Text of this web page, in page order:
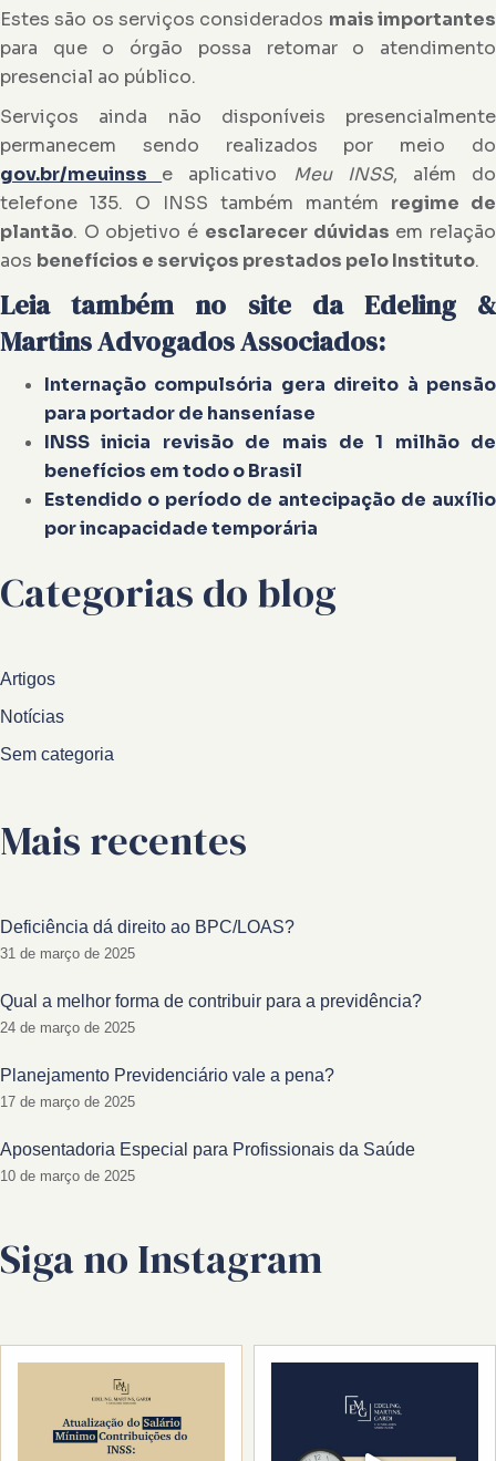
Estes são os serviços considerados mais importantes
para que o órgão possa retomar o atendimento
presencial ao público.
Serviços ainda não disponíveis presencialmente
permanecem sendo realizados por meio do
gov.br/meuinss e aplicativo Meu INSS, além do
telefone 135. O INSS também mantém regime de
plantão. O objetivo é esclarecer dúvidas em relação
aos benefícios e serviços prestados pelo Instituto.
Leia também no site da Edeling &
Martins Advogados Associados:
Internação compulsória gera direito à pensão
para portador de hanseníase
INSS inicia revisão de mais de 1 milhão de
benefícios em todo o Brasil
Estendido o período de antecipação de auxílio
por incapacidade temporária
Categorias do blog
Artigos
Notícias
Sem categoria
Mais recentes
Deficiência dá direito ao BPC/LOAS?
31 de março de 2025
Qual a melhor forma de contribuir para a previdência?
24 de março de 2025
Planejamento Previdenciário vale a pena?
17 de março de 2025
Aposentadoria Especial para Profissionais da Saúde
10 de março de 2025
Siga no Instagram